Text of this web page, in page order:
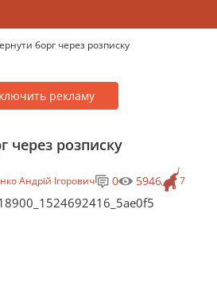
борг через розписку
рекламу
через розписку
Андрій Ігорович 7
0 5946